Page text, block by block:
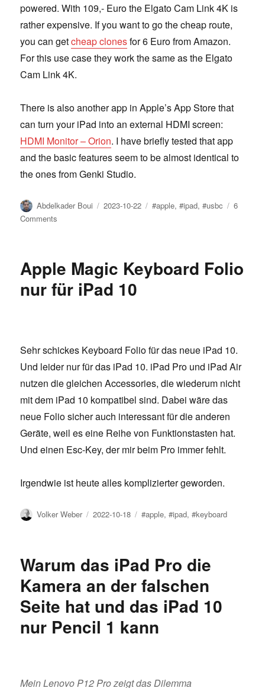
powered. With 109,- Euro the Elgato Cam Link 4K is
rather expensive. If you want to go the cheap route,
you can getcheap clonesfor 6 Euro from Amazon.
For this use case they work the same as the Elgato
Cam Link 4K.
There is also another app in Apple’s App Store that
can turn your iPad into an external HDMI screen:
HDMI Monitor – Orion. I have briefly tested that app
and the basic features seem to be almost identical to
the ones from Genki Studio.
Author
Abdelkader Boui
Posted
2023-10-22 Tags
#apple,#ipad,#usbc
6
Comments
as
external
Apple Magic Keyboard Folio
nur für iPad 10
Sehr schickes Keyboard Folio für das neue iPad 10.
Und leider nur für das iPad 10. iPad Pro und iPad Air
nutzen die gleichen Accessories, die wiederum nicht
mit dem iPad 10 kompatibel sind. Dabei wäre das
neue Folio sicher auch interessant für die anderen
Geräte, weil es eine Reihe von Funktionstasten hat.
Und einen Esc-Key, der mir beim Pro immer fehlt.
Irgendwie ist heute alles komplizierter geworden.
Author
Volker Weber
Posted
2022-10-18 Tags
#apple,#ipad,#keyboard
Warum das iPad Pro die
Kamera an der falschen
Seite hat und das iPad 10
nur Pencil 1 kann
Mein Lenovo P12 Pro zeigt das Dilemma